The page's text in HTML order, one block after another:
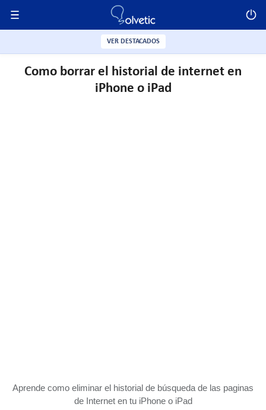
Como borrar el historial de internet en
iPhone o iPad
Aprende como eliminar el historial de búsqueda de las paginas
de Internet en tu iPhone o iPad
VER DESTACADOS